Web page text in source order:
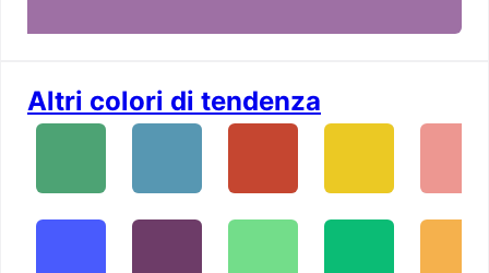
Altri colori di tendenza